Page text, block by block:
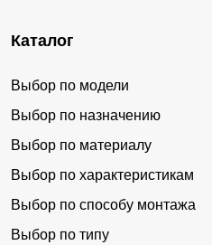
Каталог
Выбор по модели
Выбор по назначению
Выбор по материалу
Выбор по характеристикам
Выбор по способу монтажа
Выбор по типу